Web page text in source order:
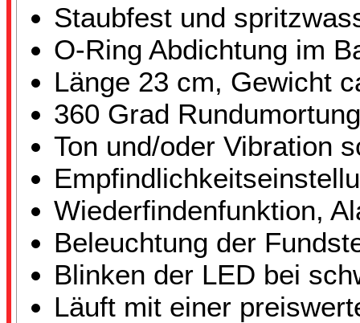
Staubfest und
O-Ring Abdichtung im
Länge 23 cm, Gewicht
360 Grad Rundumortung
Ton und/oder Vibration
Wiederfindenfunktion,
Beleuchtung der
Blinken der LED bei
Läuft mit einer